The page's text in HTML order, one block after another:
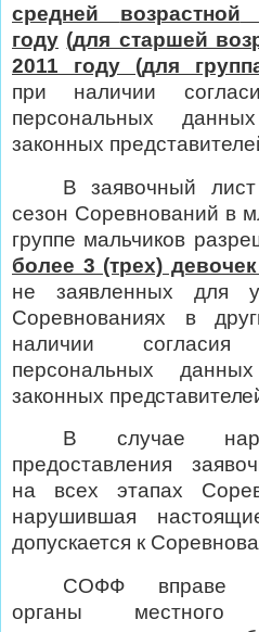
средней
возрастной
году (для старшей
2011 году (для
при наличии
персональных
законных
В заявочный
сезон Соревнований в
группе мальчиков
более 3 (трех)
не
заявленных для
Соревнованиях в
наличии
персональных
законных
В
случае
предоставления
на
всех этапах
нарушившая
допускается к
СОФФ вправе
органы местного